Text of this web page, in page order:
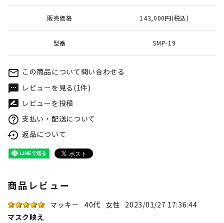
販売価格 143,000円(税込)
型番 SMP-19
mail_outline この商品について問い合わせる
textsms レビューを見る(1件)
rate_review レビューを投稿
help_outline 支払い・配送について
settings_backup_restore 返品について
商品レビュー
マッキー 40代 女性 2023/01/27 17:36:44
マスク映え